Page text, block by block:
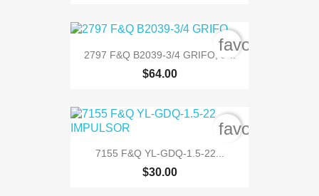
2797 F&Q B2039-3/4 GRIFO, &...
$64.00
7155 F&Q YL-GDQ-1.5-22...
$30.00